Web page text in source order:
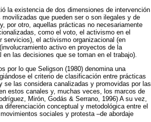
la existencia de dos dimensiones de intervención
que pueden ser o son ilegales y de
por otro, aquellas prácticas no necesariamente
como el voto, el activismo en el
servicios), el activismo organizacional (en
activo en proyectos de la
las decisiones que se toman en el trabajo).
por lo que Seligson (1980) denomina una
el criterio de clasificación entre prácticas
las considera canalizadas y promovidas por las
estos canales y, muchas veces, los marcos de
Mirón, Godás & Serrano, 1996) A su vez,
conceptual y metodológica entre el
sociales y protesta –de abordaje